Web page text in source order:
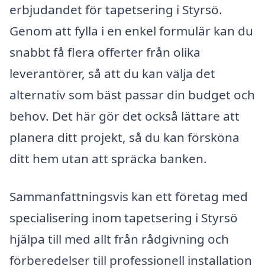
erbjudandet för tapetsering i Styrsö.
Genom att fylla i en enkel formulär kan du
snabbt få flera offerter från olika
leverantörer, så att du kan välja det
alternativ som bäst passar din budget och
behov. Det här gör det också lättare att
planera ditt projekt, så du kan försköna
ditt hem utan att spräcka banken.
Sammanfattningsvis kan ett företag med
specialisering inom tapetsering i Styrsö
hjälpa till med allt från rådgivning och
förberedelser till professionell installation